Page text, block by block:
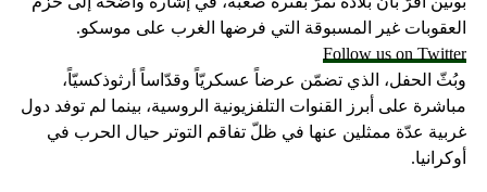
العقوبات غير المسبوقة التي فرضها الغرب على موسكو.
Follow us on Twitter
وبُثّ الحفل، الذي تضمّن عرضاً عسكريّاً وقدّاساً أرثوذكسيّاً،
مباشرة على أبرز القنوات التلفزيونية الروسية، بينما لم توفد دول
غربية عدّة ممثلين عنها في ظلّ تفاقم التوتر حيال الحرب في
أوكرانيا.